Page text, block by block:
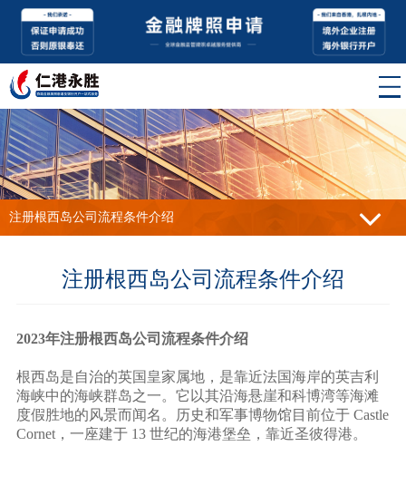
注册根西岛公司流程条件介绍
注册根西岛公司流程条件介绍
2023年注册根西岛公司流程条件介绍
根西岛是自治的英国皇家属地，是靠近法国海岸的英吉利
海峡中的海峡群岛之一。它以其沿海悬崖和科博湾等海滩
度假胜地的风景而闻名。历史和军事博物馆目前位于 Castle
Cornet，一座建于 13 世纪的海港堡垒，靠近圣彼得港。